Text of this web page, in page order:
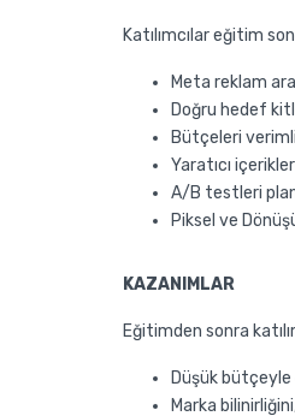
Katılımcılar eğitim
Meta reklam
Doğru hedef
Bütçeleri
Yaratıcı
A/B testleri
Piksel ve
KAZANIMLAR
Eğitimden sonra
Düşük
Marka